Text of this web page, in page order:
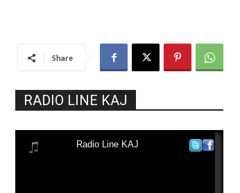
Share
RADIO LINE KAJ